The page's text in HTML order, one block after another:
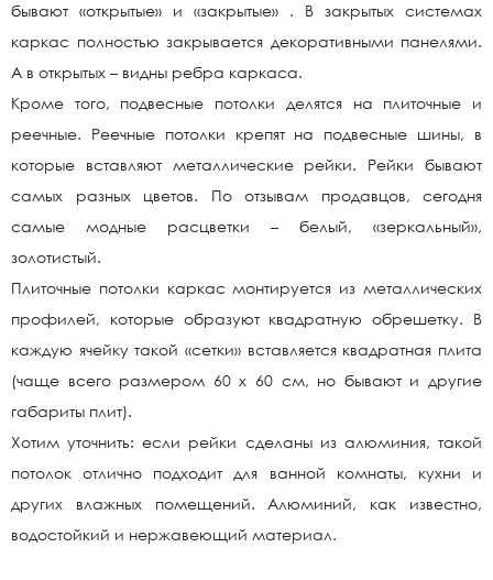
бывают «открытые» и «закрытые» . В закрытых системах
каркас полностью закрывается декоративными панелями.
А в открытых – видны ребра каркаса.
Кроме того, подвесные потолки делятся на плиточные и
реечные. Реечные потолки крепят на подвесные шины, в
которые вставляют металлические рейки. Рейки бывают
самых разных цветов. По отзывам продавцов, сегодня
самые модные расцветки – белый, «зеркальный»,
золотистый.
Плиточные потолки каркас монтируется из металлических
профилей, которые образуют квадратную обрешетку. В
каждую ячейку такой «сетки» вставляется квадратная плита
(чаще всего размером 60 х 60 см, но бывают и другие
габариты плит).
Хотим уточнить: если рейки сделаны из алюминия, такой
потолок отлично подходит для ванной комнаты, кухни и
других влажных помещений. Алюминий, как известно,
водостойкий и нержавеющий материал.